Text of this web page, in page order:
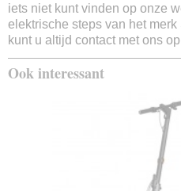
Max. oplaadtijd
8 uur
Uitneembare accu
Nee
Vervangbare accu
iets niet kunt vinden op onze
elektrische steps van het
kunt u altijd contact met ons
Ook interessant